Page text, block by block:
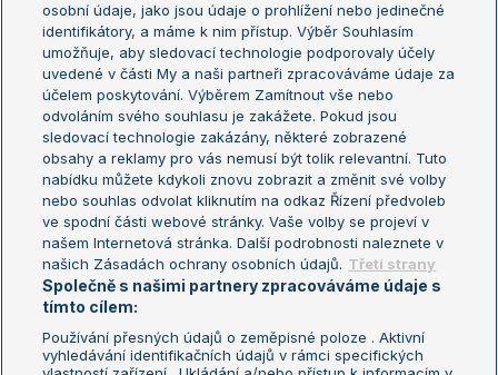
Žebříček WTA (ženy)
Sázkařský žebříček
French Open
Wimbledon
US Open
Turnaj mistrů
Turnaj mistryň
Aktualní trendy
Fotbalové přestupy
Livesport Daily
LS Prague Open
osobní údaje, jako jsou údaje o prohlížení nebo jedinečné
identifikátory, a máme k nim přístup. Výběr Souhlasím
umožňuje, aby sledovací technologie podporovaly účely
uvedené v části My a naši partneři zpracováváme údaje za
účelem poskytování. Výběrem Zamítnout vše nebo
odvoláním svého souhlasu je zakážete. Pokud jsou
sledovací technologie zakázány, některé zobrazené
obsahy a reklamy pro vás nemusí být tolik relevantní. Tuto
nabídku můžete kdykoli znovu zobrazit a změnit své volby
nebo souhlas odvolat kliknutím na odkaz Řízení předvoleb
ve spodní části webové stránky. Vaše volby se projeví v
našem Internetová stránka. Další podrobnosti naleznete v
našich Zásadách ochrany osobních údajů. Třetí strany
Společně s našimi partnery zpracováváme údaje s
tímto cílem:
Používání přesných údajů o zeměpisné poloze . Aktivní
vyhledávání identifikačních údajů v rámci specifických